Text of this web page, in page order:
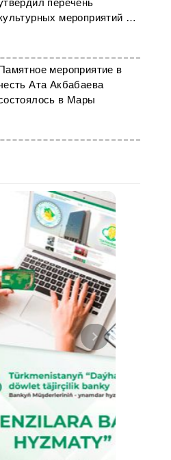
перечень
мероприятий на
год
мероприятие в
Ата Акбабаева
в Мары